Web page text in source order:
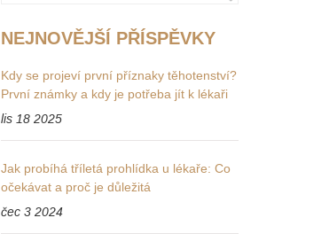
NEJNOVĚJŠÍ PŘÍSPĚVKY
Kdy se projeví první příznaky těhotenství?
První známky a kdy je potřeba jít k lékaři
lis 18 2025
Jak probíhá tříletá prohlídka u lékaře: Co
očekávat a proč je důležitá
čec 3 2024